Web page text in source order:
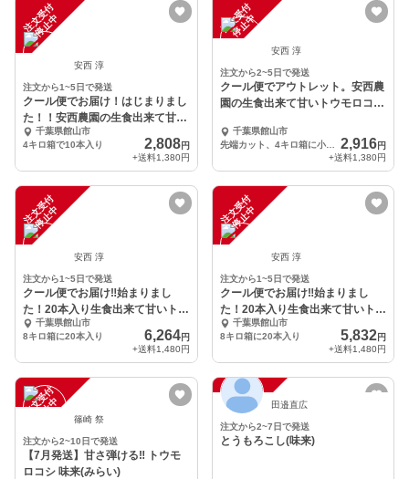
注
文
受
付
停
止
中
安西 淳
注文から1~5日で発送
クール便でお届け！はじまりまし
た！！安西農園の生食出来て甘い
トウモロコシ(味来)
千葉県館山市
4キロ箱で10本入り
2,808円
+送料1,380円
注
文
受
付
停
止
中
安西 淳
注文から2~5日で発送
クール便でアウトレット。安西農
園の生食出来て甘いトウモロコシ
千葉県館山市
先端カット、4キロ箱に小ぶりを12本～16本入り
2,916円
+送料1,380円
注
文
受
付
停
止
中
安西 淳
注文から1~5日で発送
クール便でお届け‼始まりまし
た！20本入り生食出来て甘いトウ
モロコシ(味来)
千葉県館山市
8キロ箱に20本入り
6,264円
+送料1,480円
注
文
受
付
停
止
中
安西 淳
注文から1~5日で発送
クール便でお届け‼始まりまし
た！20本入り生食出来て甘いトウ
モロコシ(味来)
千葉県館山市
8キロ箱に20本入り
5,832円
+送料1,480円
注
文
受
付
停
止
中 篠崎 祭
注文から2~10日で発送
【7月発送】甘さ弾ける‼️ トウモ
ロコシ 味来(みらい)
注
文
受
付
停
止
中 田邉直広
注文から2~7日で発送
とうもろこし(味来)